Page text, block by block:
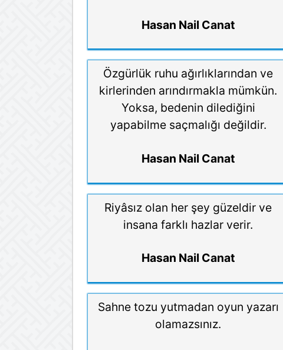
Hasan Nail Canat
Özgürlük ruhu ağırlıklarından ve
kirlerinden arındırmakla mümkün.
Yoksa, bedenin dilediğini
yapabilme saçmalığı değildir.
Hasan Nail Canat
Riyâsız olan her şey güzeldir ve
insana farklı hazlar verir.
Hasan Nail Canat
Sahne tozu yutmadan oyun yazarı
olamazsınız.